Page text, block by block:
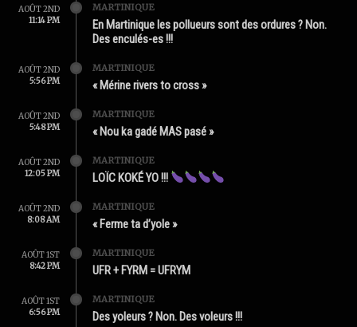
AOÛT 2ND
11:14 PM
MARTINIQUE
En Martinique les pollueurs sont des ordures ? Non.
Des enculés-es !!!
AOÛT 2ND
5:56 PM
MARTINIQUE
« Mérine rivers to cross »
AOÛT 2ND
5:48 PM
MARTINIQUE
« Nou ka gadé MAS pasé »
AOÛT 2ND
12:05 PM
MARTINIQUE
LOÏC KOKÉ YO !!!
AOÛT 2ND
8:08 AM
MARTINIQUE
« Ferme ta d’yole »
AOÛT 1ST
8:42 PM
MARTINIQUE
UFR + FYRM = UFRYM
AOÛT 1ST
6:56 PM
MARTINIQUE
Des yoleurs ? Non. Des voleurs !!!